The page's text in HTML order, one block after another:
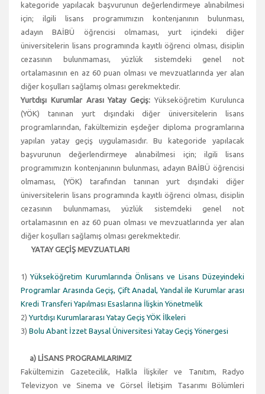
kategoride yapılacak başvurunun değerlendirmeye alınabilmesi
için; ilgili lisans programımızın kontenjanının bulunması,
adayın BAİBÜ öğrencisi olmaması, yurt içindeki diğer
üniversitelerin lisans programında kayıtlı öğrenci olması, disiplin
cezasının bulunmaması, yüzlük sistemdeki genel not
ortalamasının en az 60 puan olması ve mevzuatlarında yer alan
diğer koşulları sağlamış olması gerekmektedir.
Yurtdışı Kurumlar Arası Yatay Geçiş: Yükseköğretim Kurulunca
(YÖK) tanınan yurt dışındaki diğer üniversitelerin lisans
programlarından, fakültemizin eşdeğer diploma programlarına
yapılan yatay geçiş uygulamasıdır. Bu kategoride yapılacak
başvurunun değerlendirmeye alınabilmesi için; ilgili lisans
programımızın kontenjanının bulunması, adayın BAİBÜ öğrencisi
olmaması, (YÖK) tarafından tanınan yurt dışındaki diğer
üniversitelerin lisans programında kayıtlı öğrenci olması, disiplin
cezasının bulunmaması, yüzlük sistemdeki genel not
ortalamasının en az 60 puan olması ve mevzuatlarında yer alan
diğer koşulları sağlamış olması gerekmektedir.
YATAY GEÇİŞ MEVZUATLARI
1)Yükseköğretim Kurumlarında Önlisans ve Lisans Düzeyindeki
Programlar Arasında Geçiş, Çift Anadal, Yandal ile Kurumlar arası
Kredi Transferi Yapılması Esaslarına İlişkin Yönetmelik
2)Yurtdışı Kurumlararası Yatay Geçiş YÖK İlkeleri
3) Bolu Abant İzzet Baysal Üniversitesi Yatay Geçiş Yönergesi
a) LİSANS PROGRAMLARIMIZ
Fakültemizin Gazetecilik, Halkla İlişkiler ve Tanıtım, Radyo
Televizyon ve Sinema ve Görsel İletişim Tasarımı Bölümleri